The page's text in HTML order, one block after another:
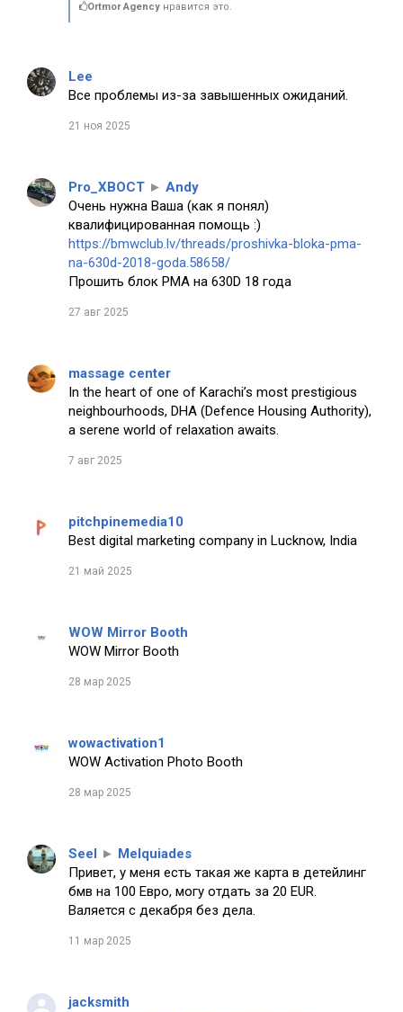
Ortmor Agency нравится это.
Lee
Все проблемы из-за завышенных ожиданий.
21 ноя 2025
Pro_XBOCT ► Andy
Очень нужна Ваша (как я понял)
квалифицированная помощь :)
https://bmwclub.lv/threads/proshivka-bloka-pma-
na-630d-2018-goda.58658/
Прошить блок PMA на 630D 18 года
27 авг 2025
massage center
In the heart of one of Karachi’s most prestigious
neighbourhoods, DHA (Defence Housing Authority),
a serene world of relaxation awaits.
7 авг 2025
pitchpinemedia10
Best digital marketing company in Lucknow, India
21 май 2025
WOW Mirror Booth
WOW Mirror Booth
28 мар 2025
wowactivation1
WOW Activation Photo Booth
28 мар 2025
Seel ► Melquiades
Привет, у меня есть такая же карта в детейлинг
бмв на 100 Евро, могу отдать за 20 EUR.
Валяется с декабря без дела.
11 мар 2025
jacksmith